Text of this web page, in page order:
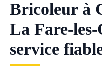
Bricoleur à
La Fare-
service